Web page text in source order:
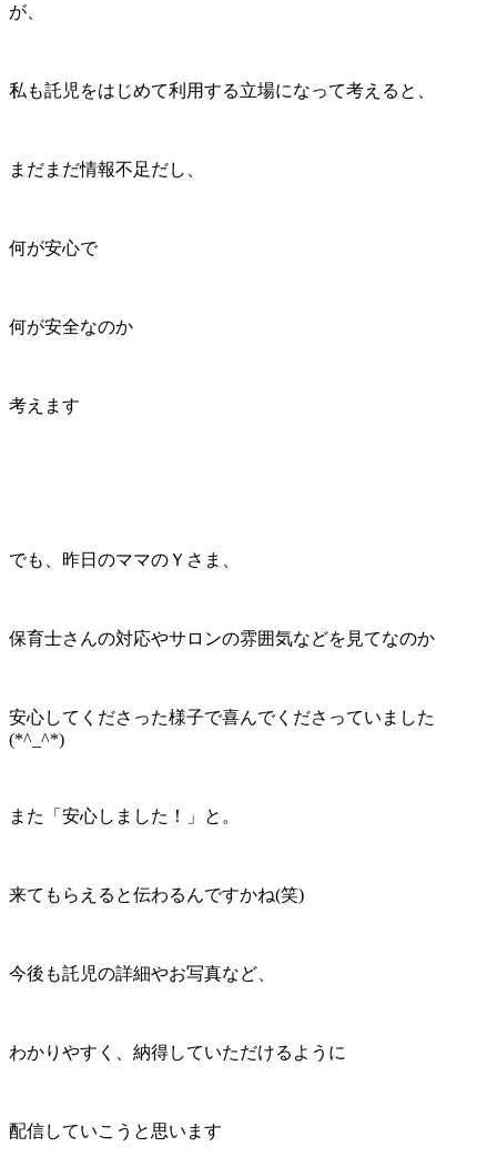
が、
私も託児をはじめて利用する立場になって考えると、
まだまだ情報不足だし、
何が安心で
何が安全なのか
考えます
でも、昨日のママのＹさま、
保育士さんの対応やサロンの雰囲気などを見てなのか
安心してくださった様子で喜んでくださっていました
(*^_^*)
また「安心しました！」と。
来てもらえると伝わるんですかね(笑)
今後も託児の詳細やお写真など、
わかりやすく、納得していただけるように
配信していこうと思います